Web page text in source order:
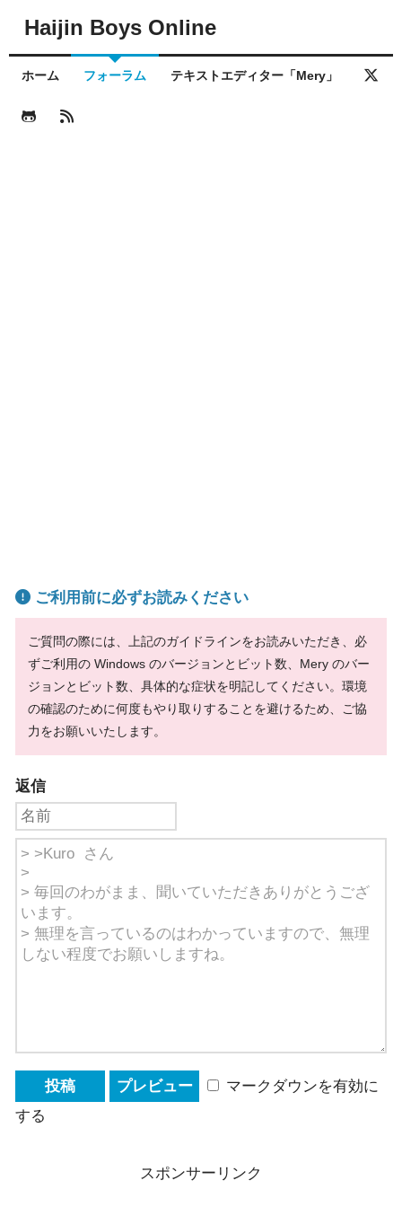
Haijin Boys Online
ホーム フォーラム テキストエディター「Mery」
ご利用前に必ずお読みください
ご質問の際には、上記のガイドラインをお読みいただき、必
ずご利用の Windows のバージョンとビット数、Mery のバー
ジョンとビット数、具体的な症状を明記してください。環境
の確認のために何度もやり取りすることを避けるため、ご協
力をお願いいたします。
返信
マークダウンを有効に
する
スポンサーリンク